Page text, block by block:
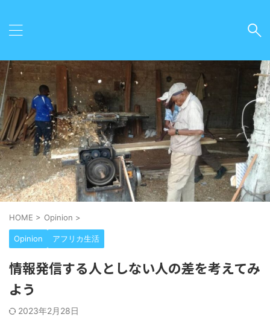
HOME > Opinion >
Opinion アフリカ生活
情報発信する人としない人の差を考えてみ
よう
2023年2月28日